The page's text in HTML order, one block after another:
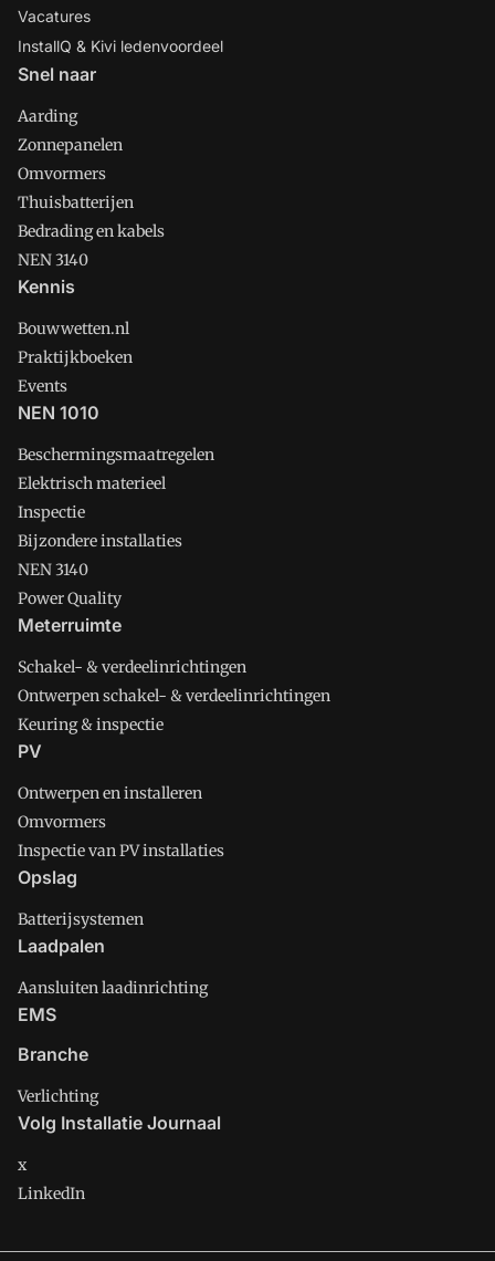
Vacatures
InstallQ & Kivi ledenvoordeel
Snel naar
Aarding
Zonnepanelen
Omvormers
Thuisbatterijen
Bedrading en kabels
NEN 3140
Kennis
Bouwwetten.nl
Praktijkboeken
Events
NEN 1010
Beschermingsmaatregelen
Elektrisch materieel
Inspectie
Bijzondere installaties
NEN 3140
Power Quality
Meterruimte
Schakel- & verdeelinrichtingen
Ontwerpen schakel- & verdeelinrichtingen
Keuring & inspectie
PV
Ontwerpen en installeren
Omvormers
Inspectie van PV installaties
Opslag
Batterijsystemen
Laadpalen
Aansluiten laadinrichting
EMS
Branche
Verlichting
Volg Installatie Journaal
x
LinkedIn